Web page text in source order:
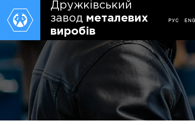
Дружківський
завод металевих
виробів
РУС ENG